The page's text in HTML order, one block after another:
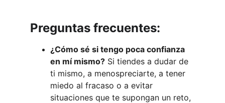
Preguntas frecuentes:
¿Cómo sé si tengo poca confianza
en mí mismo? Si tiendes a dudar de
ti mismo, a menospreciarte, a tener
miedo al fracaso o a evitar
situaciones que te supongan un reto,